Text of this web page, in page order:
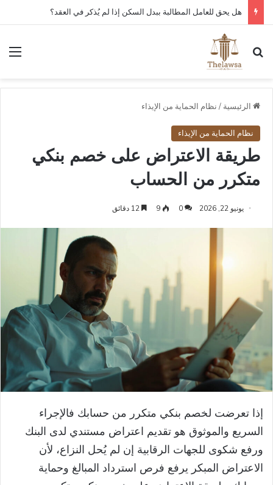
كم مدة قبول أو رفض عقد العمل الإلكتروني في قوى؟
بحث عن
الرئيسية / نظام الحماية من الإيذاء
نظام الحماية من الإيذاء
طريقة الاعتراض على خصم بنكي
متكرر من الحساب
يونيو 22, 2026 0
9
إذا تعرضت لخصم بنكي متكرر من حسابك فالإجراء
السريع والموثوق هو تقديم اعتراض مستندي لدى البنك
ورفع شكوى للجهات الرقابية إن لم يُحل النزاع، لأن
الاعتراض المبكر يرفع فرص استرداد المبالغ وحماية